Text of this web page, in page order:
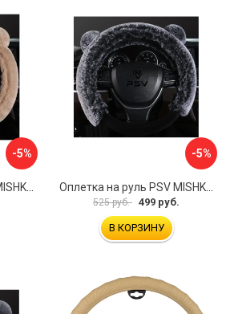
-5%
Оплетка на руль PSV MISHKA Premium 136099
-5%
Оплетка на руль PSV MISHKA Premium 136095
525 руб. 499 руб.
В КОРЗИНУ